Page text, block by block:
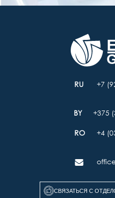
+7
+4
+375
СВЯЗАТЬСЯ С